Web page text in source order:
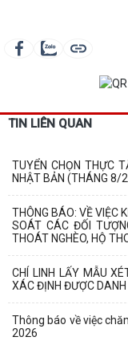
TIN LIÊN QUAN
TUYỂN CHỌN THỰC
NHẬT BẢN (THÁNG 8/
THÔNG BÁO: VỀ VIỆC
SOÁT CÁC ĐỐI
THOÁT NGHÈO, HỘ
CHÍ LINH LẤY MẪU
XÁC ĐỊNH ĐƯỢC DANH
Thông báo về việc
2026